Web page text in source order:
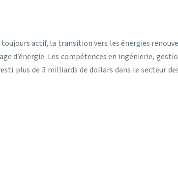
actif, la transition vers les énergies
d’énergie. Les compétences en ingénierie,
plus de 3 milliards de dollars dans le secteur